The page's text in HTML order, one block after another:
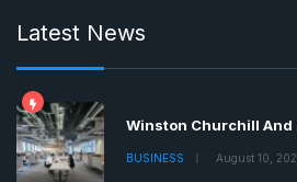
Latest News
Winston Churchill And
BUSINESS August 10,